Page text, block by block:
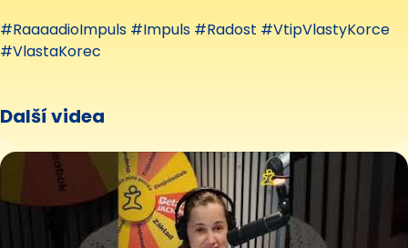
#RaaaadioImpuls #Impuls #Radost #VtipVlastyKorce
#VlastaKorec
Další videa